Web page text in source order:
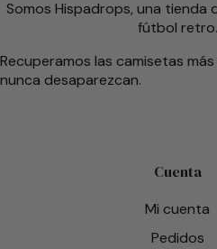
Somos Hispadrops, una tienda
fútbol retro.
Recuperamos las camisetas
nunca desaparezcan.
Cuenta
Mi cuenta
Pedidos